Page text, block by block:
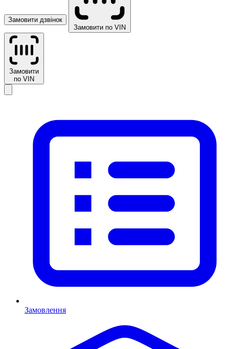
Замовити дзвінок
Замовити по VIN
Замовити
по VIN
Замовлення